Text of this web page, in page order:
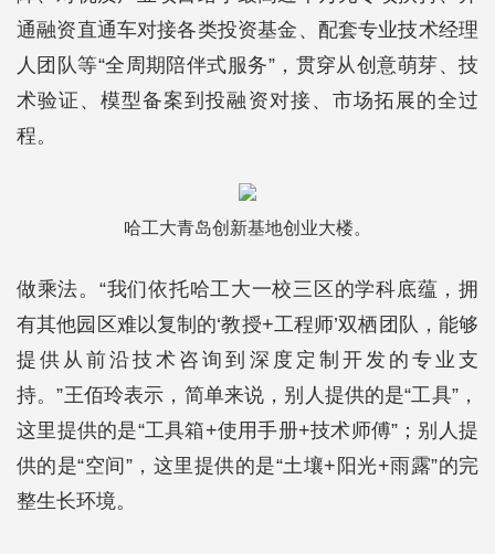
通融资直通车对接各类投资基金、配套专业技术经理
人团队等“全周期陪伴式服务”，贯穿从创意萌芽、技
术验证、模型备案到投融资对接、市场拓展的全过
程。
哈工大青岛创新基地创业大楼。
做乘法。“我们依托哈工大一校三区的学科底蕴，拥
有其他园区难以复制的‘教授+工程师’双栖团队，能够
提供从前沿技术咨询到深度定制开发的专业支
持。”王佰玲表示，简单来说，别人提供的是“工具”，
这里提供的是“工具箱+使用手册+技术师傅”；别人提
供的是“空间”，这里提供的是“土壤+阳光+雨露”的完
整生长环境。